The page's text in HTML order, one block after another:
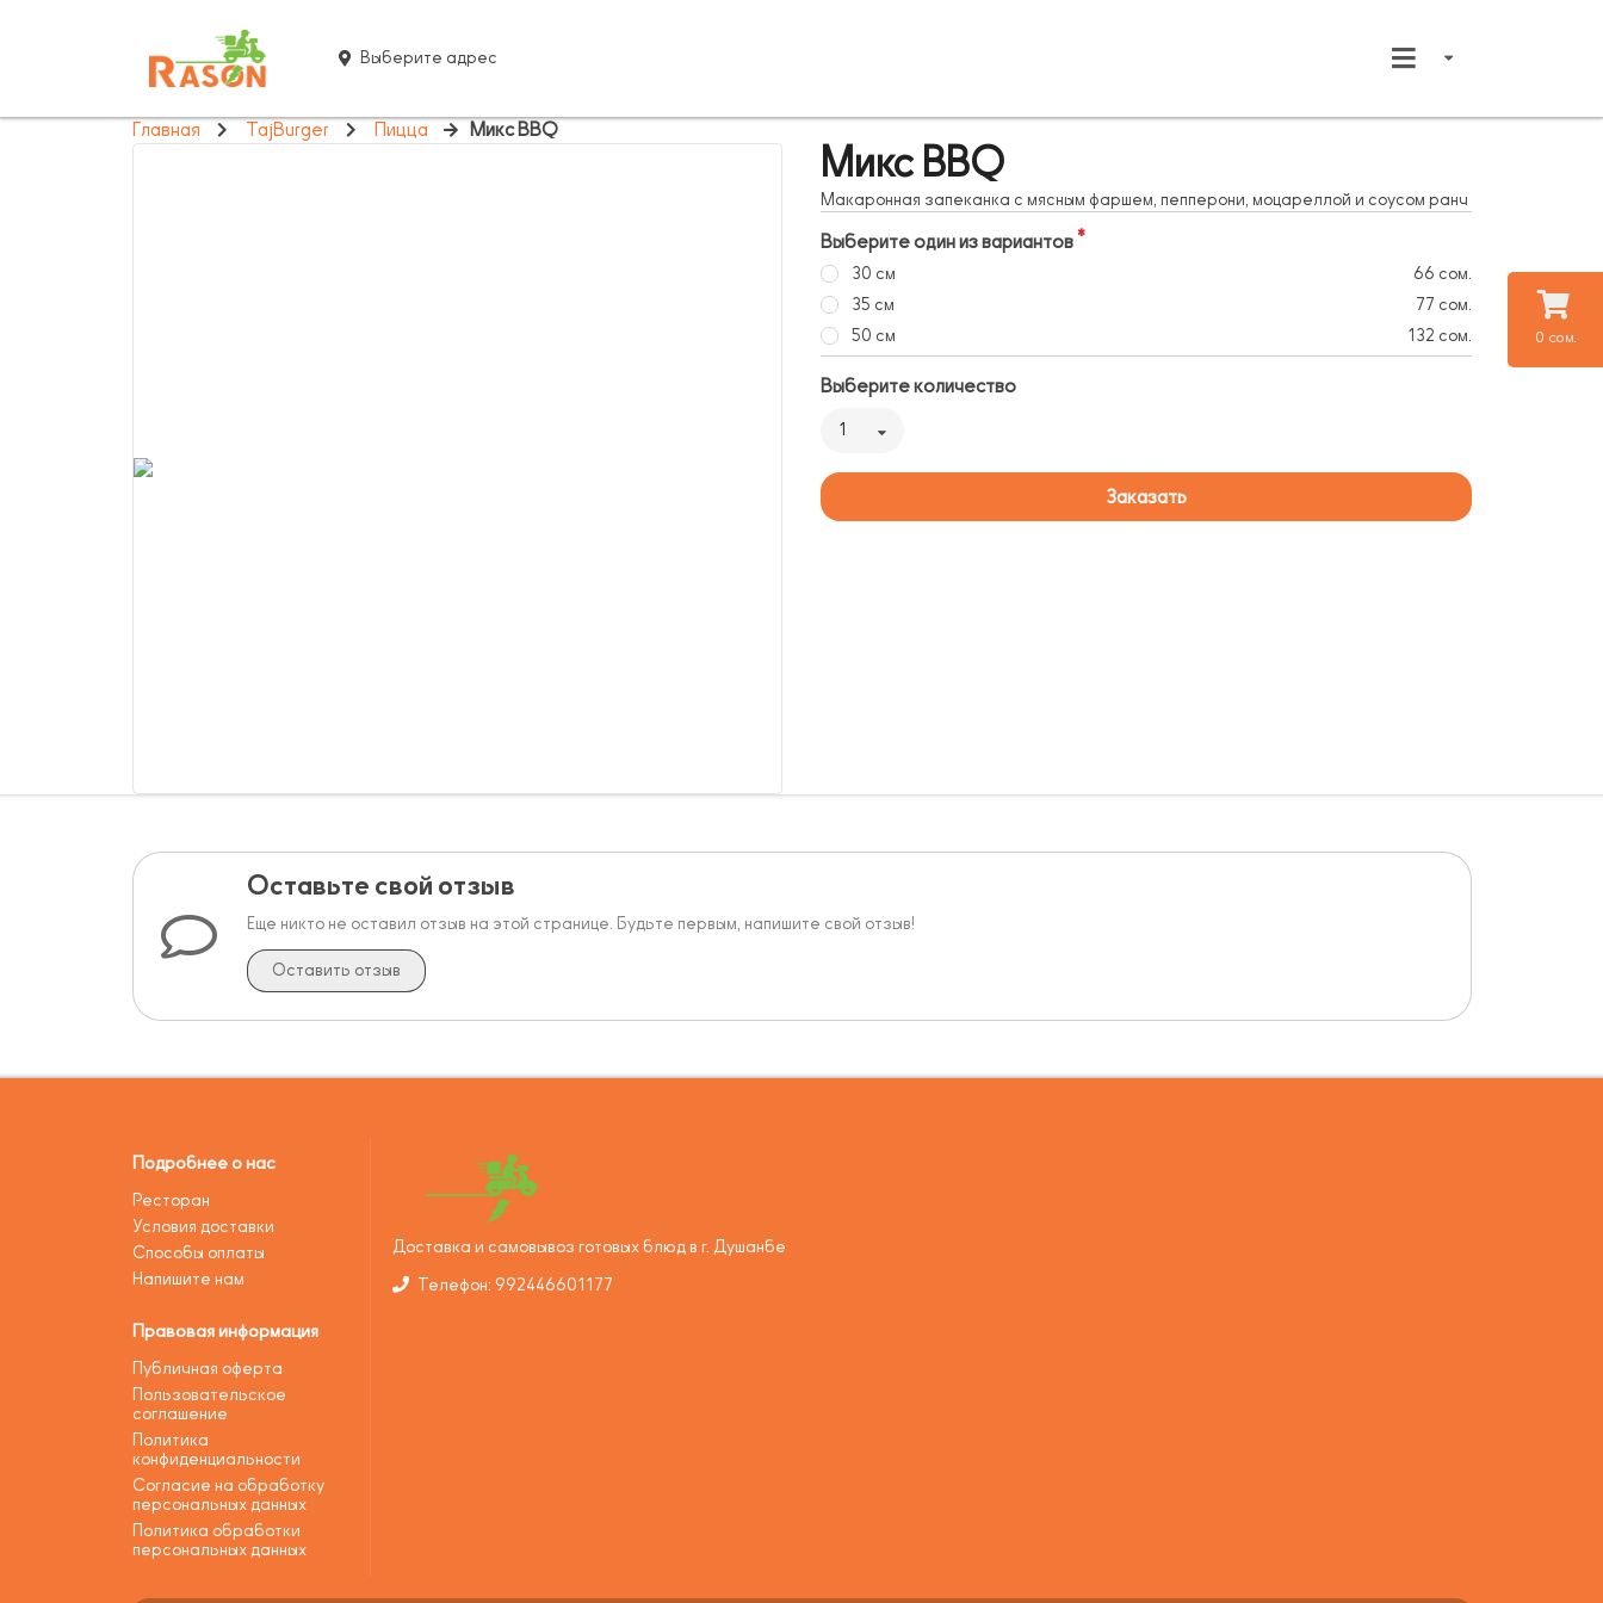
0 сом.
Выберите адрес
Главная TajBurger Пицца Микс BBQ
Микс BBQ
Макаронная запеканка с мясным фаршем, пепперони, моцареллой и соусом ранч
Выберите один из вариантов
30 см
66 сом.
35 см
77 сом.
50 см
132 сом.
Выберите количество
1
Заказать
Оставьте свой отзыв
Еще никто не оставил отзыв на этой странице. Будьте первым, напишите свой отзыв!
Оставить отзыв
Подробнее о нас
Ресторан
Условия доставки
Способы оплаты
Напишите нам
Правовая информация
Публичная оферта
Пользовательское
соглашение
Политика
конфиденциальности
Согласие на обработку
персональных данных
Политика обработки
персональных данных
Доставка и самовывоз готовых блюд в г. Душанбе
Телефон: 992446601177